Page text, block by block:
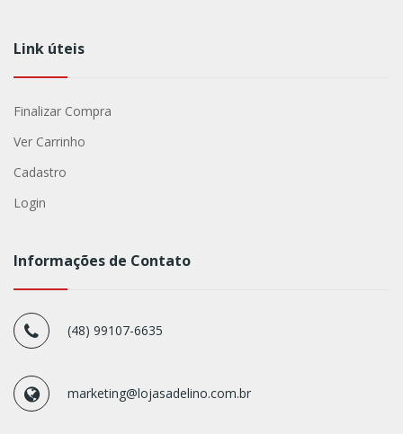
Link úteis
Finalizar Compra
Ver Carrinho
Cadastro
Login
Informações de Contato
(48) 99107-6635
marketing@lojasadelino.com.br